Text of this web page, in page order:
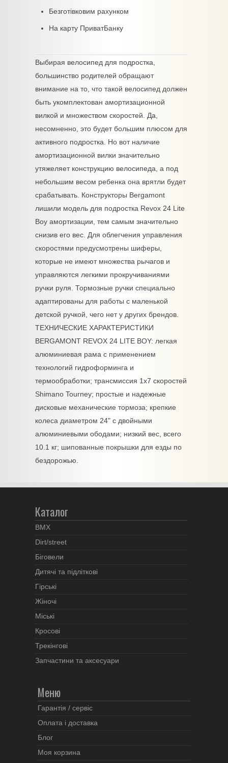
Безготівковим рахунком
На карту ПриватБанку
Выбирая велосипед для подростка,
большинство родителей обращают
внимание на то, что такой велосипед должен
быть укомплектован амортизационной
вилкой и множеством скоростей. Да,
несомненно, это будет большим плюсом для
активного подростка. Но вот наличие
амортизационной вилки значительно
утяжеляет конструкцию велосипеда, а под
небольшим весом ребенка она врятли будет
срабатывать. Конструкторы Bergamont
лишили модель для подростка Revox 24 Lite
Boy амортизации, тем самым значительно
снизив его вес. Для облегчения управления
скоростями предусмотрены шиферы,
которые не имеют множества рычагов и
управляются легкими прокручиваниями
ручки руля. Тормозные ручки специально
адаптированы для работы с маленькой
детской ручкой, чего нет у других брендов.
ТЕХНИЧЕСКИЕ ХАРАКТЕРИСТИКИ
BERGAMONT REVOX 24 LITE BOY: легкая
алюминиевая рама с применением
технологий гидроформинга и
термообработки; трансмиссия 1х7 скоростей
Shimano Tourney; простые и надежные
дисковые механические тормоза; крепкие
колеса диаметром 24" с двойными
алюминиевыми ободами; низкий вес, всего
10.1 кг; шипованные покрышки для езды по
бездорожью.
Каталог
BMX
Dirt/street
Біговели
Дитячі та підліткові
Гірські
Жіночі
Міські
Кросові
Трекінгові
Запчастини та аксесуари
Меню
Гарантія / сервіс
Оплата і доставка
Блог
Моя корзина